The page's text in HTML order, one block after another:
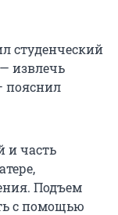
студенческий
извлечь
пояснил
и часть
Подъем
с помощью